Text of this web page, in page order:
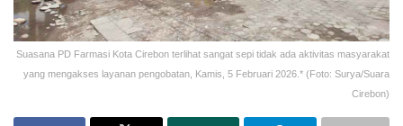
Suasana PD Farmasi Kota Cirebon terlihat sangat sepi tidak ada aktivitas masyarakat
yang mengakses layanan pengobatan, Kamis, 5 Februari 2026.* (Foto: Surya/Suara
Cirebon)